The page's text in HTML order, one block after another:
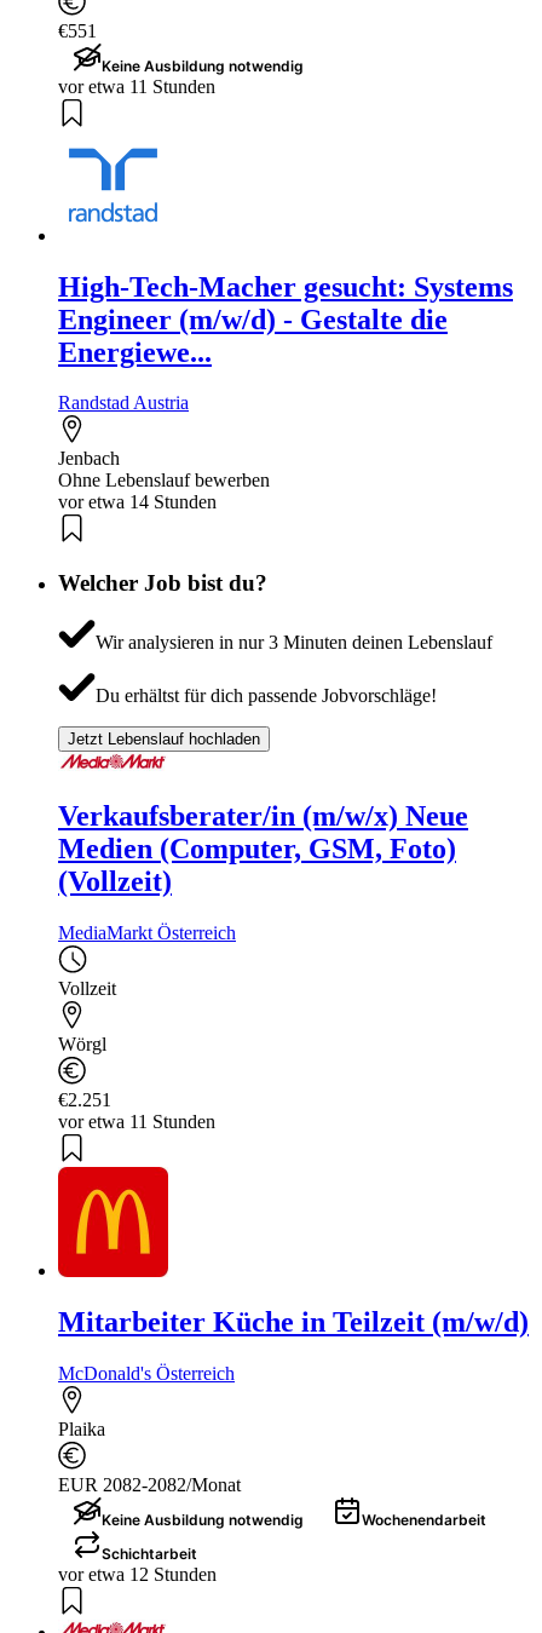
€551
Keine Ausbildung notwendig
vor etwa 11 Stunden
High-Tech-Macher gesucht: Systems
Engineer (m/w/d) - Gestalte die
Energiewe...
Randstad Austria
Jenbach
Ohne Lebenslauf bewerben
vor etwa 14 Stunden
Welcher Job bist du?
Wir analysieren in nur 3 Minuten deinen Lebenslauf
Du erhältst für dich passende Jobvorschläge!
Jetzt Lebenslauf hochladen
Verkaufsberater/in (m/w/x) Neue
Medien (Computer, GSM, Foto)
(Vollzeit)
MediaMarkt Österreich
Vollzeit
Wörgl
€2.251
vor etwa 11 Stunden
Mitarbeiter Küche in Teilzeit (m/w/d)
McDonald's Österreich
Plaika
EUR 2082-2082/Monat
Keine Ausbildung notwendig
Wochenendarbeit
Schichtarbeit
vor etwa 12 Stunden